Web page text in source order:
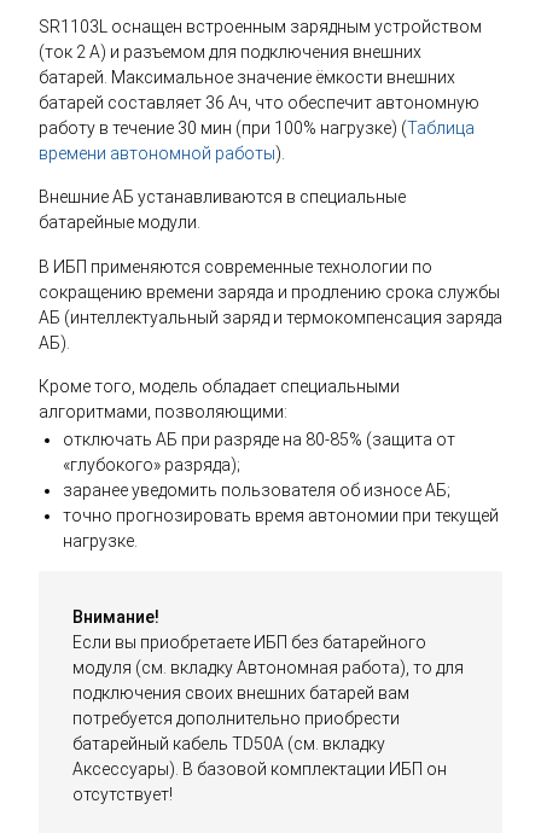
SR1103L оснащен встроенным зарядным устройством
(ток 2 А) и разъемом для подключения внешних
батарей. Максимальное значение ёмкости внешних
батарей составляет 36 Ач, что обеспечит автономную
работу в течение 30 мин (при 100% нагрузке) (Таблица
времени автономной работы).
Внешние АБ устанавливаются в специальные
батарейные модули.
В ИБП применяются современные технологии по
сокращению времени заряда и продлению срока службы
АБ (интеллектуальный заряд и термокомпенсация заряда
АБ).
Кроме того, модель обладает специальными
алгоритмами, позволяющими:
отключать АБ при разряде на 80-85% (защита от
«глубокого» разряда);
заранее уведомить пользователя об износе АБ;
точно прогнозировать время автономии при текущей
нагрузке.
Внимание!
Если вы приобретаете ИБП без батарейного
модуля (см. вкладку Автономная работа), то для
подключения своих внешних батарей вам
потребуется дополнительно приобрести
батарейный кабель TD50A (см. вкладку
Аксессуары). В базовой комплектации ИБП он
отсутствует!